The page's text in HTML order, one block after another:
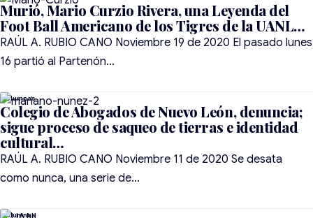
Murió, Mario Curzio Rivera, una Leyenda del
Foot Ball Americano de los Tigres de la UANL…
RAÚL A. RUBIO CANO Noviembre 19 de 2020 El pasado lunes
16 partió al Partenón…
Colegio de Abogados de Nuevo León, denuncia;
sigue proceso de saqueo de tierras e identidad
cultural…
RAÚL A. RUBIO CANO Noviembre 11 de 2020 Se desata
como nunca, una serie de…